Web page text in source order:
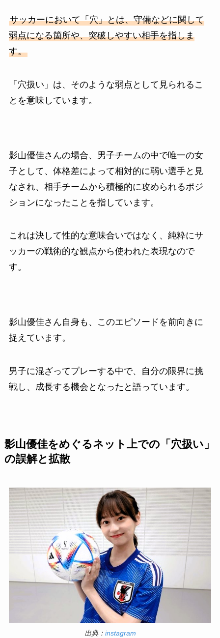
サッカーにおいて「穴」とは、守備などに関して
弱点になる箇所や、突破しやすい相手を指しま
す。
「穴扱い」は、そのような弱点として見られるこ
とを意味しています。
影山優佳さんの場合、男子チームの中で唯一の女
子として、体格差によって相対的に弱い選手と見
なされ、相手チームから積極的に攻められるポジ
ションになったことを指しています。
これは決して性的な意味合いではなく、純粋にサ
ッカーの戦術的な観点から使われた表現なので
す。
影山優佳さん自身も、このエピソードを前向きに
捉えています。
男子に混ざってプレーする中で、自分の限界に挑
戦し、成長する機会となったと語っています。
影山優佳をめぐるネット上での「穴扱い」
の誤解と拡散
出典： instagram